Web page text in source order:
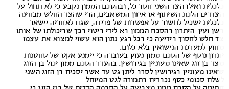
ואילו הצד השני חסר כל, ובהסכם הממון נקבע כי לא תחול על
הלכת השיתוף או איזון המשאבים, הרי שהצד החלש מבחינה
ישכיל לחשוב על אפשרות של פרידה, שגם לאחריה יישאר
ועין. היתרון בהסכם הממון בא לידי ביטוי בכך שביכולתו של אותו
חלש לחסוך בידיעה כי בכל רגע נתון הוא עשוי למצוא את עצמו
למערכת הנישואין בלא כלום.
נוסף של הסכם ממון נעוץ בעובדה כי יימנע אקט של סחטנות
בן זוג שאינו מעוניין בגירושין. בהעדר הסכם ממון יכול בן הזוג
מעוניין בגירושין לסרב ליתן גט עד אשר יסכים בן הזוג השני
סכומי כסף נכבדים בתמורה לגט המיוחל.